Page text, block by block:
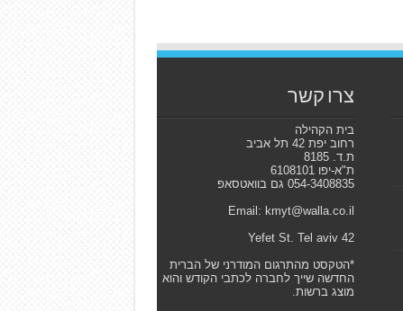
צרו קשר
בית הקהילה
רחוב יפת 42 תל אביב
ת.ד. 8185
ת"א-יפו 6108101
054-3408835 גם בוואטסאפ
Email: kmyt@walla.co.il
42 Yefet St. Tel aviv
*הטקסט מהתרגום המודרני של הברית
החדשה שייך לחברה לכתבי הקודש והוא
מוצג ברשות.